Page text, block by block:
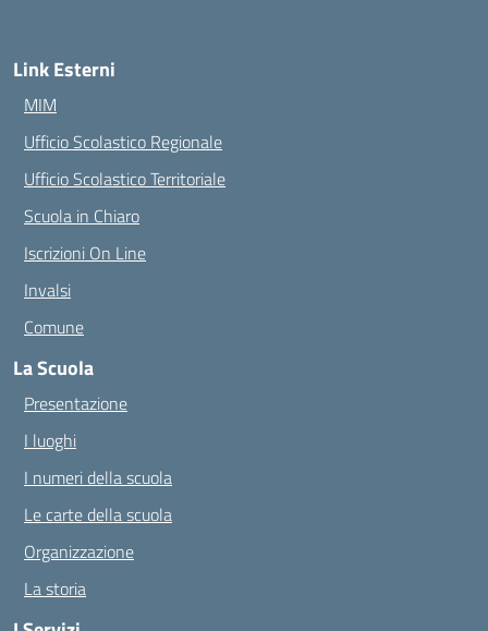
Link Esterni
MIM
Ufficio Scolastico Regionale
Ufficio Scolastico Territoriale
Scuola in Chiaro
Iscrizioni On Line
Invalsi
Comune
La Scuola
Presentazione
I luoghi
I numeri della scuola
Le carte della scuola
Organizzazione
La storia